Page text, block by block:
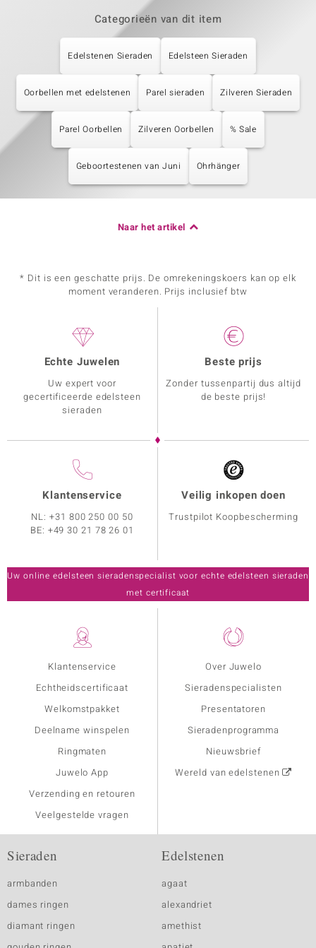
Categorieën van dit item
Edelstenen Sieraden Edelsteen Sieraden
Oorbellen met edelstenen Parel sieraden Zilveren Sieraden
Parel Oorbellen Zilveren Oorbellen % Sale
Geboortestenen van Juni Ohrhänger
Naar het artikel
* Dit is een geschatte prijs. De omrekeningskoers kan op elk
moment veranderen. Prijs inclusief btw
Klantenservice
Echtheidscertificaat
Welkomstpakket
Deelname winspelen
Ringmaten
Juwelo App
Verzending en retouren
Veelgestelde vragen
Over Juwelo
Sieradenspecialisten
Presentatoren
Sieradenprogramma
Nieuwsbrief
Wereld van edelstenen
Echte Juwelen
Uw expert voor
gecertificeerde edelsteen
sieraden
Beste prijs
Zonder tussenpartij dus altijd
de beste prijs!
Klantenservice
NL:+31 800 250 00 50
BE: +49 30 21 78 26 01
Veilig inkopen doen
Trustpilot Koopbescherming
Uw online edelsteen sieradenspecialist voor echte edelsteen sieraden
met certificaat
Sieraden
armbanden
dames ringen
diamant ringen
Edelstenen
agaat
alexandriet
amethist